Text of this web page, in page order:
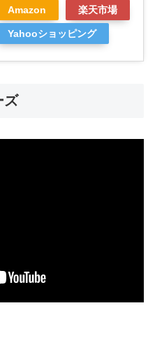
Amazon 楽天市場
Yahooショッピング
ズ